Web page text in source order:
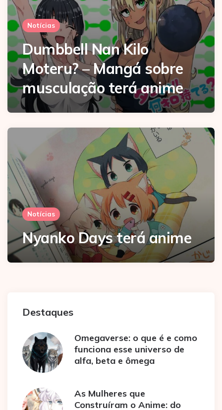
Notícias
Dumbbell Nan Kilo
Moteru? – Mangá sobre
musculação terá anime
Notícias
Nyanko Days terá anime
Destaques
Omegaverse: o que é e como
funciona esse universo de
alfa, beta e ômega
As Mulheres que
Construíram o Anime: do